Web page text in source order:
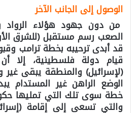
الوصول إلى الجانب الآخر
من دون جهود هؤلاء الرواد
الصعب رسم مستقبل (للشرق
قد أبدى ترحيبه بخطة ترامب
قيام دولة فلسطينية، إلا
(لإسرائيل) والمنطقة يبقى غير
الوضع الراهن غير المستدام
خطة سوى تلك التي تمليها
والتي تسعى إلى إقامة